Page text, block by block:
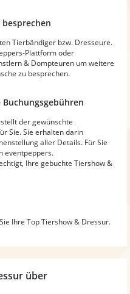
Tierbändiger bzw. Dresseure.
Plattform oder
& Dompteuren um weitere
zu besprechen.
der gewünschte
Sie. Sie erhalten darin
aller Details. Für Sie
eventpeppers.
Ihre gebuchte Tiershow &
Ihre Top Tiershow & Dressur.
über